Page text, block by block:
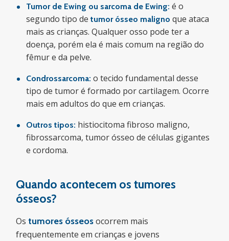
Tumor de Ewing ou sarcoma de Ewing:é o
segundo tipo detumor ósseo maligno que ataca
mais as crianças. Qualquer osso pode ter a
doença, porém ela é mais comum na região do
fêmur e da pelve.
Condrossarcoma:o tecido fundamental desse
tipo de tumor é formado por cartilagem. Ocorre
mais em adultos do que em crianças.
Outros tipos: histiocitoma fibroso maligno,
fibrossarcoma, tumor ósseo de células gigantes
e cordoma.
Quando acontecem os tumores
ósseos?
Ostumores ósseosocorrem mais
frequentemente em crianças e jovens